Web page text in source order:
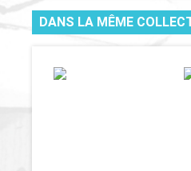
DANS LA MÊME